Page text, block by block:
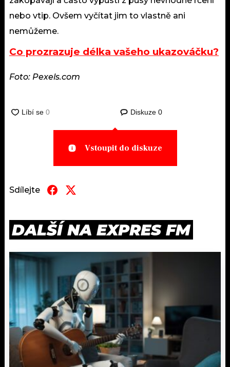
nebo vtip. Ovšem vyčítat jim to vlastně ani
nemůžeme.
Co prozrazuje délka vašeho ukazováčku?
Foto: Pexels.com
Diskuze 0
Vstoupit do diskuze
Sdílejte
DALŠÍ NA EXPRES FM